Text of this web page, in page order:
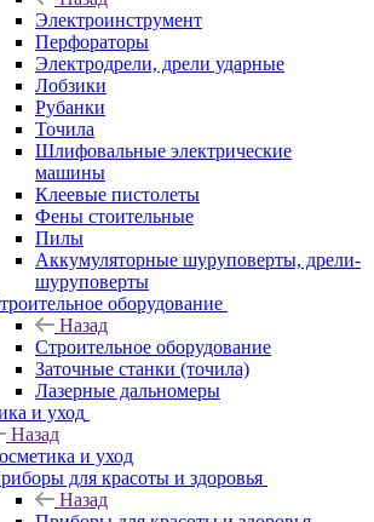
Электроинструмент
Перфораторы
Электродрели, дрели ударные
Лобзики
Рубанки
Точила
Шлифовальные электрические
машины
Клеевые пистолеты
Фены стоительные
Пилы
Аккумуляторные шуруповерты, дрели-
шуруповерты
оборудование
Назад
Строительное оборудование
Заточные станки (точила)
Лазерные дальномеры
и уход
Назад
и уход
для красоты и здоровья
Назад